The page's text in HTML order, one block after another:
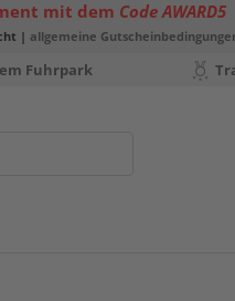
mit dem Code AWARD5
| allgemeine
Fuhrpark